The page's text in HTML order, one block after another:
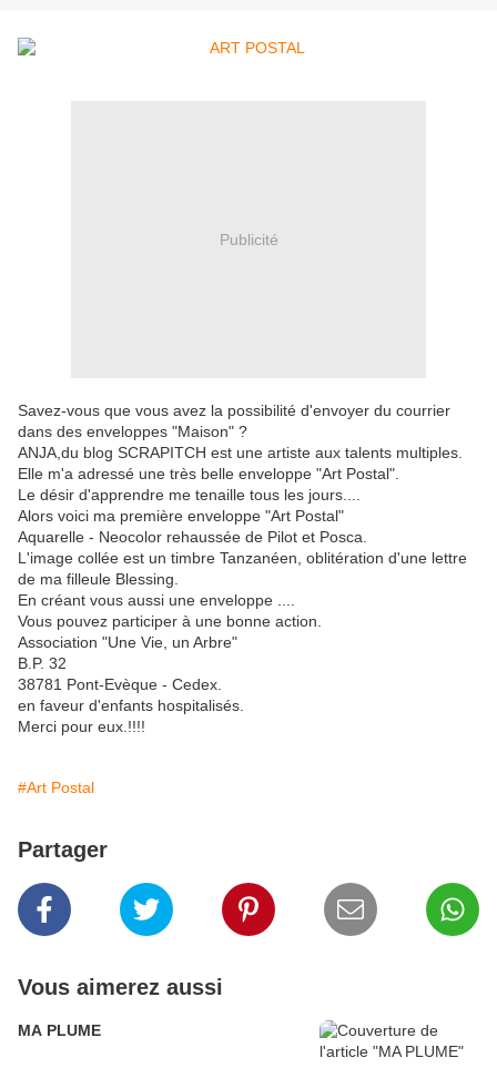
Publicité
Savez-vous que vous avez la possibilité d'envoyer du courrier
dans des enveloppes "Maison" ?
ANJA,du blog SCRAPITCH est une artiste aux talents multiples.
Elle m'a adressé une très belle enveloppe "Art Postal".
Le désir d'apprendre me tenaille tous les jours....
Alors voici ma première enveloppe "Art Postal"
Aquarelle - Neocolor rehaussée de Pilot et Posca.
L'image collée est un timbre Tanzanéen, oblitération d'une lettre
de ma filleule Blessing.
En créant vous aussi une enveloppe ....
Vous pouvez participer à une bonne action.
Association "Une Vie, un Arbre"
B.P. 32
38781 Pont-Evèque - Cedex.
en faveur d'enfants hospitalisés.
Merci pour eux.!!!!
#Art Postal
Partager
Vous aimerez aussi
MA PLUME